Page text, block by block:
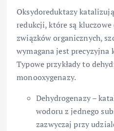
Oksydoreduktazy
redukcji, które są
związków organicznych,
wymagana jest
Typowe przykłady to
monooxygenazy.
Dehydrogenazy –
wodoru z jednego
zazwyczaj przy